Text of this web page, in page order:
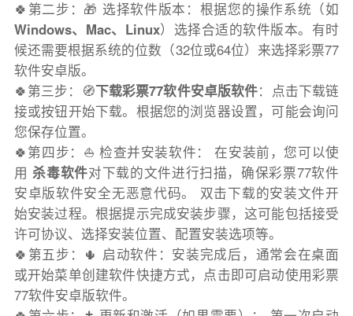
🍀第二步：🎁 选择软件版本：根据您的操作系统（如
Windows、Mac、Linux）选择合适的软件版本。有时
候还需要根据系统的位数（32位或64位）来选择彩票77
软件安卓版。
🍀第三步：🧭下载彩票77软件安卓版软件：点击下载链
接或按钮开始下载。根据您的浏览器设置，可能会询问
您保存位置。
🍀第四步：⛵️ 检查并安装软件： 在安装前，您可以使
用杀毒软件对下载的文件进行扫描，确保彩票77软件
安卓版软件安全无恶意代码。 双击下载的安装文件开
始安装过程。根据提示完成安装步骤，这可能包括接受
许可协议、选择安装位置、配置安装选项等。
🍀第五步：🌵 启动软件：安装完成后，通常会在桌面
或开始菜单创建软件快捷方式，点击即可启动使用彩票
77软件安卓版软件。